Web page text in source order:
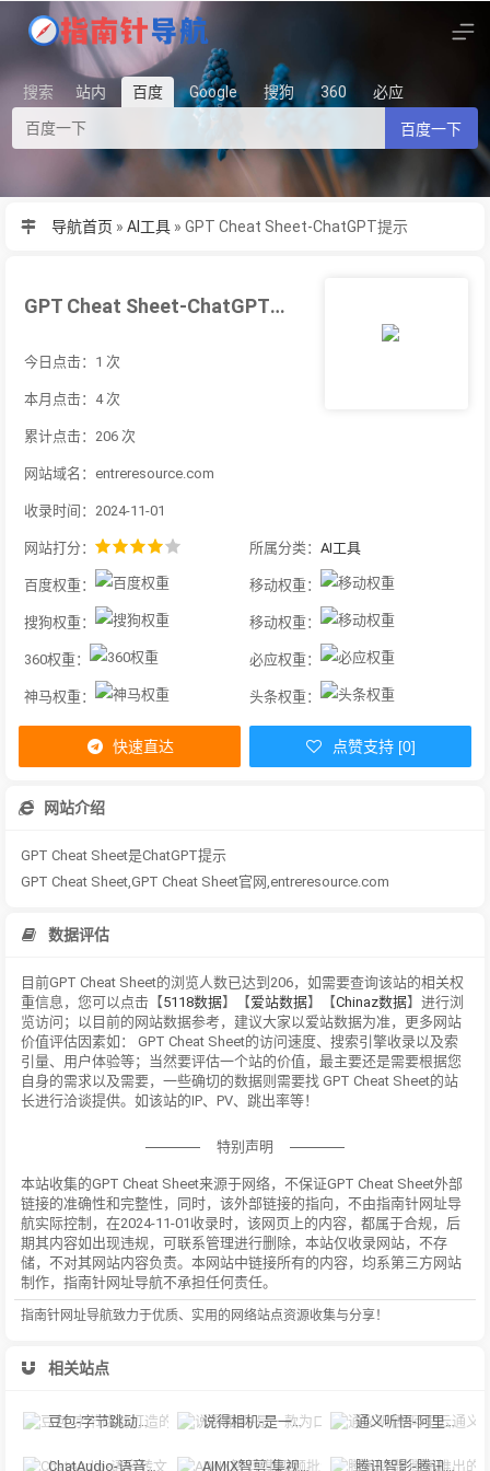
搜索 站内 百度 Google 搜狗 360 必应
百度一下
导航首页 » AI工具 » GPT Cheat Sheet-ChatGPT提示
GPT Cheat Sheet-ChatGPT提示
今日点击：1 次
本月点击：4 次
累计点击：206 次
网站域名：entreresource.com
收录时间：2024-11-01
网站打分： 所属分类： AI工具
百度权重： 移动权重：
搜狗权重： 移动权重：
360权重： 必应权重：
神马权重： 头条权重：
快速直达 点赞支持 [0]
网站介绍
GPT Cheat Sheet是ChatGPT提示
GPT Cheat Sheet,GPT Cheat Sheet官网,entreresource.com
数据评估
目前GPT Cheat Sheet的浏览人数已达到206，如需要查询该站的相关权
重信息，您可以点击【5118数据】【爱站数据】【Chinaz数据】进行浏
览访问；以目前的网站数据参考，建议大家以爱站数据为准，更多网站
价值评估因素如： GPT Cheat Sheet的访问速度、搜索引擎收录以及索
引量、用户体验等；当然要评估一个站的价值，最主要还是需要根据您
自身的需求以及需要，一些确切的数据则需要找 GPT Cheat Sheet的站
长进行洽谈提供。如该站的IP、PV、跳出率等！
特别声明
本站收集的GPT Cheat Sheet来源于网络，不保证GPT Cheat Sheet外部
链接的准确性和完整性，同时，该外部链接的指向，不由指南针网址导
航实际控制，在2024-11-01收录时，该网页上的内容，都属于合规，后
期其内容如出现违规，可联系管理进行删除，本站仅收录网站，不存
储，不对其网站内容负责。本网站中链接所有的内容，均系第三方网站
制作，指南针网址导航不承担任何责任。
指南针网址导航致力于优质、实用的网络站点资源收集与分享！
相关站点
豆包-字节跳动打造的多功能AI对话工具 说得相机-是一款为口播视频创作者量身定制的智能拍摄工具 通义听悟-阿里云通义听悟是聚焦音视频内容的工作学习AI助手
ChatAudio-语音转文字 + 总结 + 对话 AIMIX智剪-集视频批量混剪、文案、字幕生成、语音合成等短视频运营功能于一 腾讯智影-腾讯推出的在线智能视频创作平台